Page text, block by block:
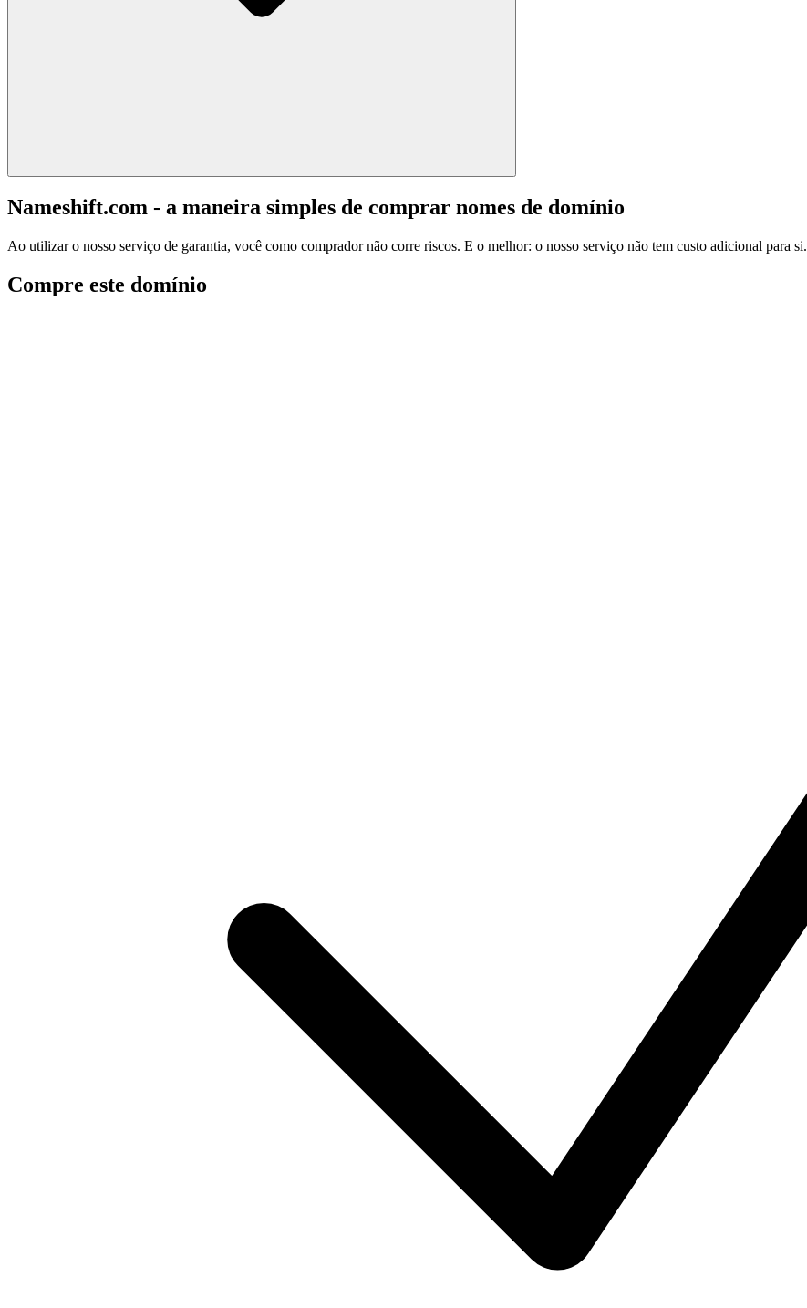
Nameshift.com - a maneira simples de comprar nomes de domínio
Ao utilizar o nosso serviço de garantia, você como comprador não corre riscos. E o melhor: o nosso serviço não tem custo adicional para si.
Compre este domínio